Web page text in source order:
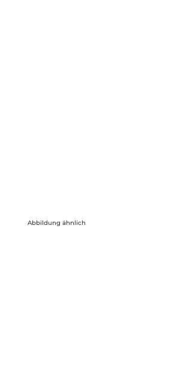
Abbildung ähnlich